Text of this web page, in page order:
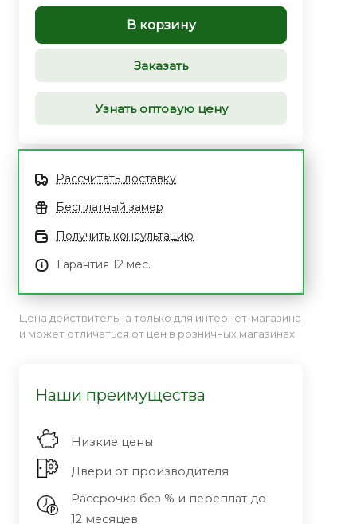
В корзину
Заказать
Узнать оптовую цену
Рассчитать доставку
Бесплатный замер
Получить консультацию
Гарантия 12 мес.
Цена действительна только для интернет-магазина
и может отличаться от цен в розничных магазинах
Наши преимущества
Низкие цены
Двери от производителя
Рассрочка без % и переплат до
12 месяцев